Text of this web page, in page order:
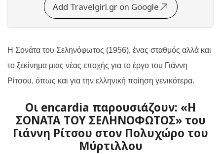
Add Travelgirl.gr on Google
Η Σονάτα του Σεληνόφωτος (1956), ένας σταθμός αλλά και
το ξεκίνημα μιας νέας εποχής για το έργο του Γιάννη
Ρίτσου, όπως και για την ελληνική ποίηση γενικότερα.
Οι encardia παρουσιάζουν: «Η
ΣΟΝΑΤΑ ΤΟΥ ΣΕΛΗΝΟΦΩΤΟΣ» του
Γιάννη Ρίτσου στον Πολυχώρο του
Μύρτιλλου